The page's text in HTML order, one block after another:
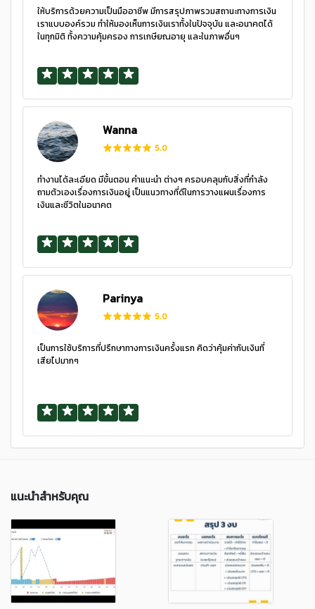
ให้บริการด้วยความเป็นมืออาชีพ มีการสรุปภาพรวมสถานะทางการเงิน
เราแบบองค์รวม ทำให้มองเห็นการเงินเราทั้งในปัจจุบัน และอนาคตได้
ในทุกมิติ ทั้งความคุ้มครอง การเกษียณอายุ และในภาพอื่นๆ
Wanna
5.0
ทำงานได้ละเอียด มีขั้นตอน คำแนะนำ ต่างๆ ครอบคลุมกับสิ่งที่กำลัง
ถามตัวเองเรื่องการเงินอยู่ เป็นแนวทางที่ดีในการวางแผนเรื่องการ
เงินและชีวิตในอนาคต
Parinya
5.0
เป็นการใช้บริการที่ปรึกษาทางการเงินครั้งแรก คิดว่าคุ้มค่ากับเงินที่
เสียไปมากๆ
แนะนำสำหรับคุณ